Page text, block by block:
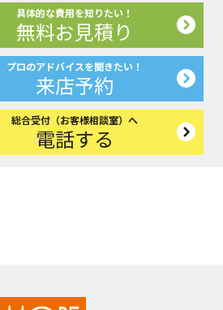
具体的な費用を知りたい！
無料お見積り
プロのアドバイスを聞きたい！
来店予約
総合受付（お客様相談室）へ
電話する